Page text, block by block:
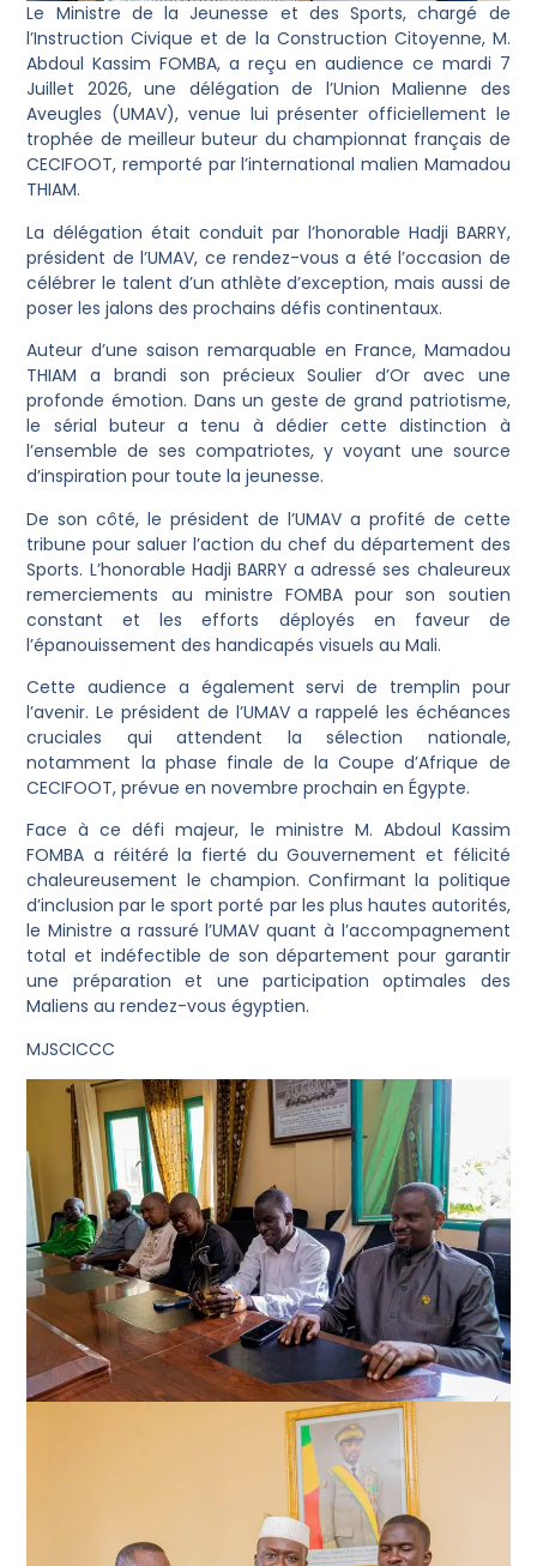
Le Ministre de la Jeunesse et des Sports, chargé de
l’Instruction Civique et de la Construction Citoyenne, M.
Abdoul Kassim FOMBA, a reçu en audience ce mardi 7
Juillet 2026, une délégation de l’Union Malienne des
Aveugles (UMAV), venue lui présenter officiellement le
trophée de meilleur buteur du championnat français de
CECIFOOT, remporté par l’international malien Mamadou
THIAM.
​La délégation était conduit par l’honorable Hadji BARRY,
président de l’UMAV, ce rendez-vous a été l’occasion de
célébrer le talent d’un athlète d’exception, mais aussi de
poser les jalons des prochains défis continentaux.
​Auteur d’une saison remarquable en France, Mamadou
THIAM a brandi son précieux Soulier d’Or avec une
profonde émotion. Dans un geste de grand patriotisme,
le sérial buteur a tenu à dédier cette distinction à
l’ensemble de ses compatriotes, y voyant une source
d’inspiration pour toute la jeunesse.
​De son côté, le président de l’UMAV a profité de cette
tribune pour saluer l’action du chef du département des
Sports. L’honorable Hadji BARRY a adressé ses chaleureux
remerciements au ministre FOMBA pour son soutien
constant et les efforts déployés en faveur de
l’épanouissement des handicapés visuels au Mali.
​Cette audience a également servi de tremplin pour
l’avenir. Le président de l’UMAV a rappelé les échéances
cruciales qui attendent la sélection nationale,
notamment la phase finale de la Coupe d’Afrique de
CECIFOOT, prévue en novembre prochain en Égypte.
​Face à ce défi majeur, le ministre M. Abdoul Kassim
FOMBA a réitéré la fierté du Gouvernement et félicité
chaleureusement le champion. Confirmant la politique
d’inclusion par le sport porté par les plus hautes autorités,
le Ministre a rassuré l’UMAV quant à l’accompagnement
total et indéfectible de son département pour garantir
une préparation et une participation optimales des
Maliens au rendez-vous égyptien.
MJSCICCC